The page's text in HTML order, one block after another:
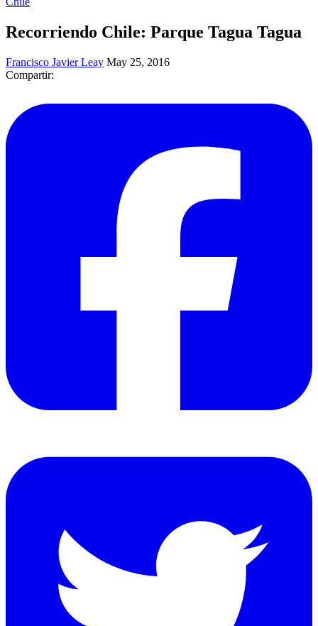
Recorriendo Chile: Parque Tagua Tagua
Francisco Javier Leay May 25, 2016
Compartir: